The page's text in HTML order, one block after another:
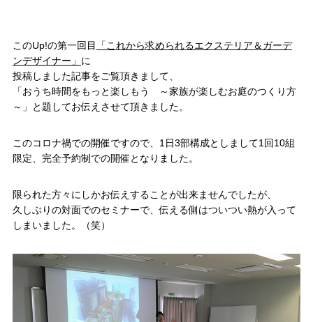
このUp!の第一回目
「これから求められるエクステリア＆ガーデ
ンデザイナー」 に
投稿しました記事をご覧頂きまして、
「おうち時間をもっと楽しもう ～家族が楽しむお庭のつくり方
～」と題してお伝えさせて頂きました。
このコロナ禍での開催ですので、1日3部構成としまして1回10組
限定、完全予約制での開催となりました。
限られた方々にしかお伝えすることが出来ませんでしたが、
久しぶりの対面でのセミナーで、伝える側はついつい熱が入って
しまいました。（笑）